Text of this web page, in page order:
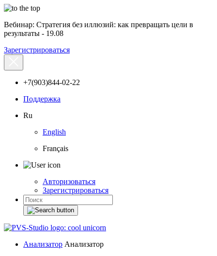
Вебинар: Стратегия без иллюзий: как превращать цели в
результаты - 19.08
Зарегистрироваться
+7(903)844-02-22
Поддержка
Ru
English
Français
Авторизоваться
Зарегистрироваться
Анализатор Анализатор